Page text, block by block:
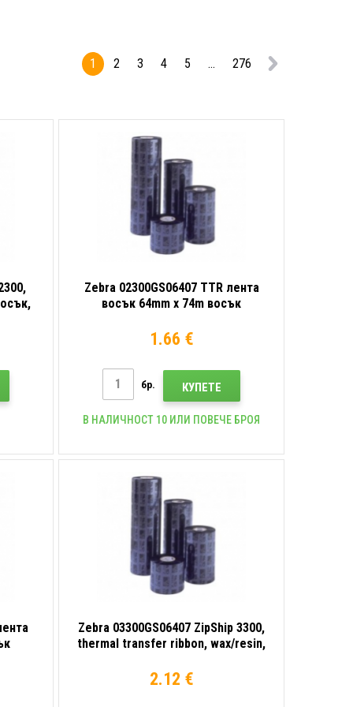
1 2 3 4 5 ... 276
Zebra 02300GS06407 TTR лента
восък 64mm x 74m восък
1.66 €
бр. КУПЕТЕ
В НАЛИЧНОСТ 10 ИЛИ ПОВЕЧЕ БРОЯ
Zebra 03300GS06407 ZipShip 3300,
thermal transfer ribbon, wax/resin,
2.12 €